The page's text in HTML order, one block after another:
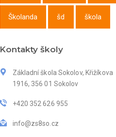
Školanda šd škola
Kontakty školy
Základní škola Sokolov, Křižíkova
1916, 356 01 Sokolov
+420 352 626 955
info@zs8so.cz